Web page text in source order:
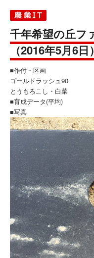
千年希望の丘フ
（2016年5月6日）
■作付・区画
ゴールドラッシュ90
とうもろこし・白菜
■育成データ(平均)
■写真